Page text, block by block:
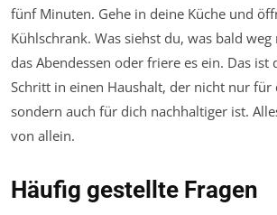
fünf Minuten. Gehe in deine Küche und
Kühlschrank. Was siehst du, was bald weg
das Abendessen oder friere es ein. Das ist
Schritt in einen Haushalt, der nicht nur für
sondern auch für dich nachhaltiger ist.
von allein.
Häufig gestellte Fragen